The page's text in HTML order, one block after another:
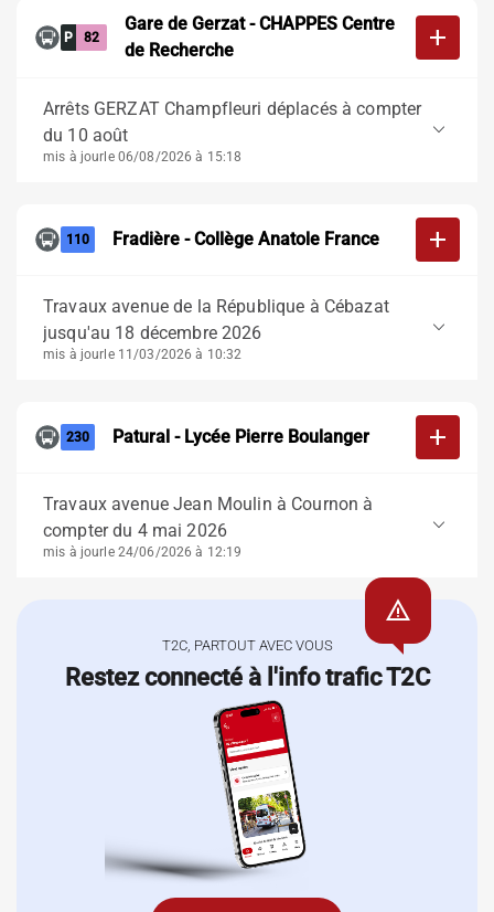
P 82
Gare de Gerzat - CHAPPES Centre
de Recherche
add
Arrêts GERZAT Champfleuri déplacés à compter
du 10 août
mis à jour le 06/08/2026 à 15:18
keyboard_arrow_down
110 Fradière - Collège Anatole France add
Travaux avenue de la République à Cébazat
jusqu'au 18 décembre 2026
mis à jour le 11/03/2026 à 10:32
keyboard_arrow_down
230 Patural - Lycée Pierre Boulanger add
Travaux avenue Jean Moulin à Cournon à
compter du 4 mai 2026
mis à jour le 24/06/2026 à 12:19
keyboard_arrow_down
T2C, PARTOUT AVEC VOUS
Restez connecté à l'info trafic T2C
warning